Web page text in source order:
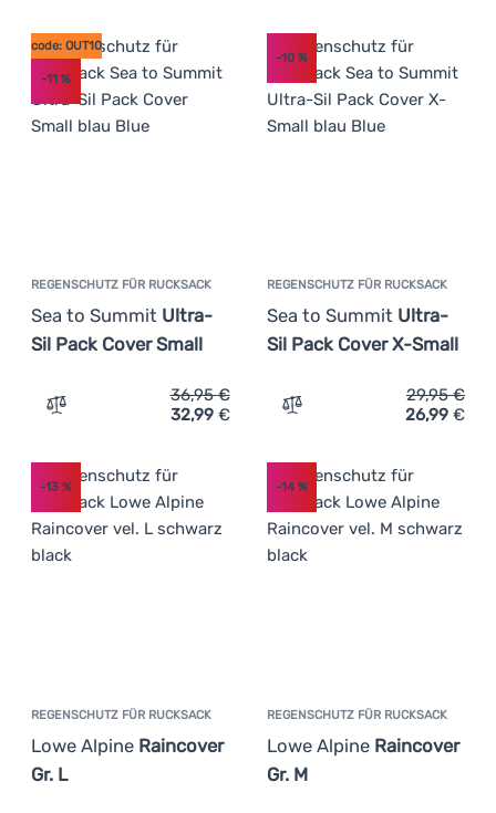
REGENSCHUTZ FÜR RUCKSACK
Sea to Summit Ultra-
Sil Pack Cover Small
code: OUT10
-11 %
Zum Vergleich 'Regenschutz für Rucksack Sea to
36,95€
32,99 €
REGENSCHUTZ FÜR RUCKSACK
Sea to Summit Ultra-
Sil Pack Cover X-Small
-10%
Zum Vergleich
29,95€
26,99 €
REGENSCHUTZ FÜR RUCKSACK
Lowe Alpine Raincover
Gr. L
-13 %
REGENSCHUTZ FÜR RUCKSACK
Lowe Alpine Raincover
Gr. M
-14%